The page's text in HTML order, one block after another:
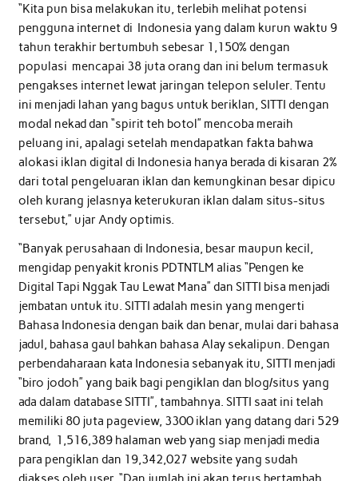
“Kita pun bisa melakukan itu, terlebih melihat potensi
pengguna internet di Indonesia yang dalam kurun waktu 9
tahun terakhir bertumbuh sebesar 1,150% dengan
populasi mencapai 38 juta orang dan ini belum termasuk
pengakses internet lewat jaringan telepon seluler. Tentu
ini menjadi lahan yang bagus untuk beriklan, SITTI dengan
modal nekad dan “spirit teh botol” mencoba meraih
peluang ini, apalagi setelah mendapatkan fakta bahwa
alokasi iklan digital di Indonesia hanya berada di kisaran 2%
dari total pengeluaran iklan dan kemungkinan besar dipicu
oleh kurang jelasnya keterukuran iklan dalam situs-situs
tersebut,” ujar Andy optimis.
“Banyak perusahaan di Indonesia, besar maupun kecil,
mengidap penyakit kronis PDTNTLM alias “Pengen ke
Digital Tapi Nggak Tau Lewat Mana” dan SITTI bisa menjadi
jembatan untuk itu. SITTI adalah mesin yang mengerti
Bahasa Indonesia dengan baik dan benar, mulai dari bahasa
jadul, bahasa gaul bahkan bahasa Alay sekalipun. Dengan
perbendaharaan kata Indonesia sebanyak itu, SITTI menjadi
“biro jodoh” yang baik bagi pengiklan dan blog/situs yang
ada dalam database SITTI”, tambahnya. SITTI saat ini telah
memiliki 80 juta pageview, 3300 iklan yang datang dari 529
brand, 1,516,389 halaman web yang siap menjadi media
para pengiklan dan 19,342,027 website yang sudah